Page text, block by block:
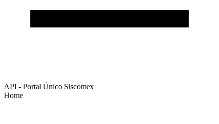
API - Portal Único Siscomex
Home